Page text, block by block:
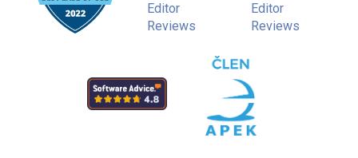
Editor
Reviews
Editor
Reviews